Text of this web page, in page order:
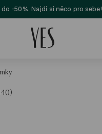
do -50%. Najdi si něco pro sebe!